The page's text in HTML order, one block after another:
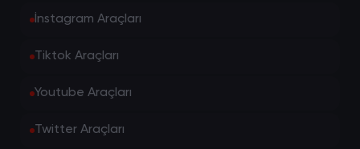
İnstagram Araçları
Tiktok Araçları
Youtube Araçları
Twitter Araçları